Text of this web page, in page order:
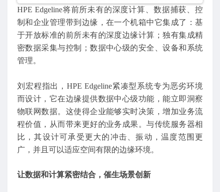
HPE Edgeline将前所未有的深度计算、数据捕获、控
制和企业管理带到边缘，在一个机箱中它集成了：基
于开放标准的前所未有的深度边缘计算；独有集成精
密数据采集与控制；数据中心级的安全、设备和系统
管理。
刘宏程指出，HPE Edgeline紧凑型系统专为恶劣环境
而设计，它在边缘提供数据中心级功能，能立即洞察
物联网数据。这使得企业能够实时决策，增加业务流
程价值，从而带来更好的业务成果。与传统服务器相
比，其设计可承受更大的冲击、振动，温度范围更
广，并且可以适应空间有限的边缘环境。
让数据和计算紧密结合，催生场景创新